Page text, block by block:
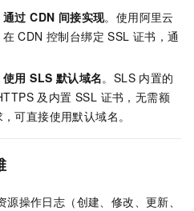
过 CDN 间接实现。使用阿里云
CDN 控制台绑定 SSL 证书，通
用 SLS 默认域名。SLS 内置的
及内置 SSL 证书，无需额
可直接使用默认域名。
源操作日志（创建、修改、更新、